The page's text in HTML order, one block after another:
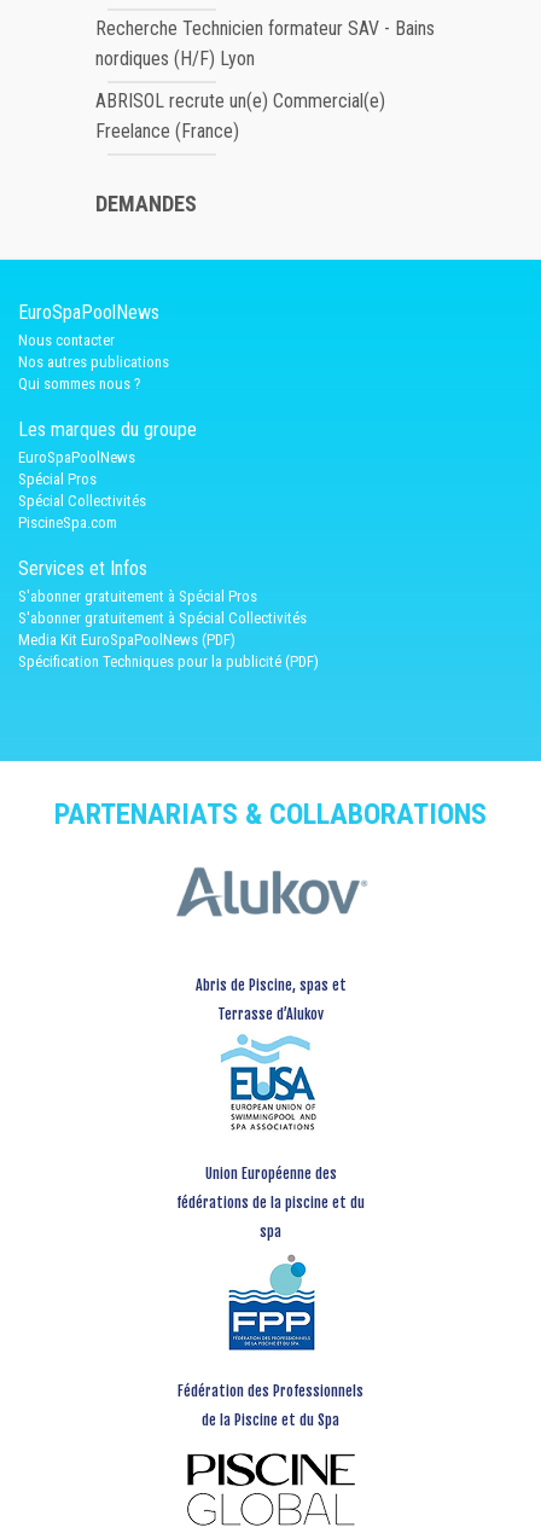
Recherche Technicien formateur SAV - Bains
nordiques (H/F) Lyon
ABRISOL recrute un(e) Commercial(e)
Freelance (France)
DEMANDES
EuroSpaPoolNews
Nous contacter
Nos autres publications
Qui sommes nous ?
Les marques du groupe
EuroSpaPoolNews
Spécial Pros
Spécial Collectivités
PiscineSpa.com
Services et Infos
S'abonner gratuitement à Spécial Pros
S'abonner gratuitement à Spécial Collectivités
Media Kit EuroSpaPoolNews (PDF)
Spécification Techniques pour la publicité (PDF)
PARTENARIATS & COLLABORATIONS
Abris de Piscine, spas et
Terrasse d’Alukov
Union Européenne des
fédérations de la piscine et du
spa
Fédération des Professionnels
de la Piscine et du Spa